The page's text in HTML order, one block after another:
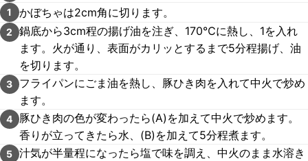
1 かぼちゃは2cm角に切ります。
2
鍋底から3cm程の揚げ油を注ぎ、170℃に熱し、1を入れ
ます。火が通り、表面がカリッとするまで5分程揚げ、油
を切ります。
3
フライパンにごま油を熱し、豚ひき肉を入れて中火で炒め
ます。
4
豚ひき肉の色が変わったら(A)を加えて中火で炒めます。
香りが立ってきたら水、(B)を加えて5分程煮ます。
5 汁気が半量程になったら塩で味を調え、中火のまま水溶き